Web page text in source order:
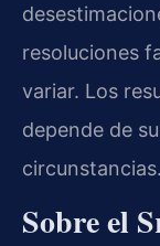
resoluciones
variar. Los
depende de
circunstancias.
Sobre el